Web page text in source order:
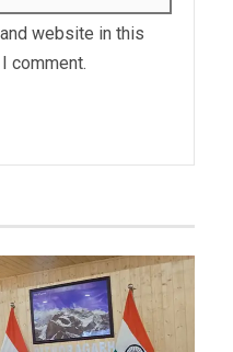
website in this
comment.